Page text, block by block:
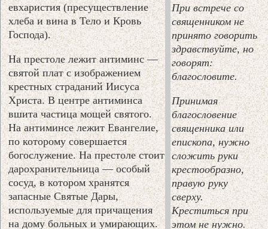
При встрече со
священником не
принято говорить
здравствуйте, но
говорят:
благословите.
Принимая
благословение
священника или
епископа, нужно
сложить руки
крестообразно,
правую руку
сверху.
Креститься при
этом не нужно.
евхаристия (пресуществление
хлеба и вина в Тело и Кровь
Господа).
На престоле лежит антиминс —
святой плат с изображением
крестных страданий Иисуса
Христа. В центре антиминса
вшита частица мощей святого.
На антиминсе лежит Евангелие,
по которому совершается
богослужение. На престоле стоит
дарохранительница — особый
сосуд, в котором хранятся
запасные Святые Дары,
используемые для причащения
на дому больных и умирающих.